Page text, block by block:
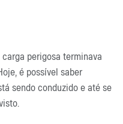
perigosa terminava
é possível saber
sendo conduzido e até se